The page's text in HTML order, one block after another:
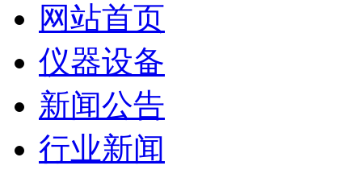
网站首页
仪器设备
新闻公告
行业新闻